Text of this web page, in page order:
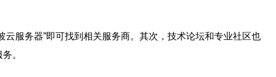
服务器”即可找到相关服务商。其次，技术论坛和专业社区也
。